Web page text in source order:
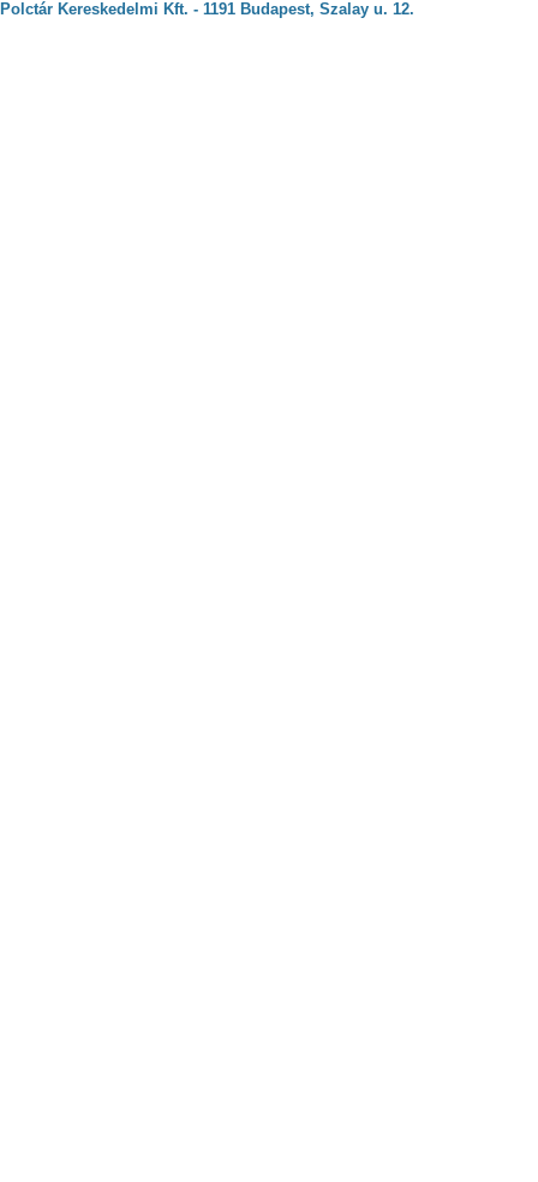
Polctár Kereskedelmi Kft. - 1191 Budapest, Szalay u. 12.